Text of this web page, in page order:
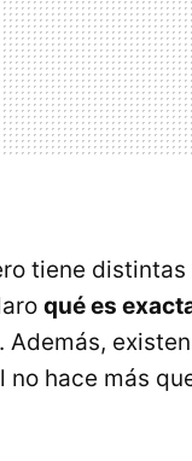
tiene distintas
qué es
Además,
hace más